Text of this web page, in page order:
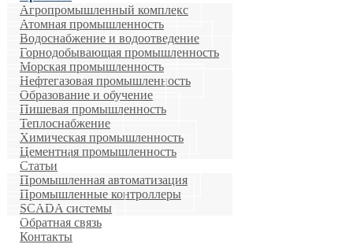
Агропромышленный комплекс
Атомная промышленность
Водоснабжение и водоотведение
Горнодобывающая промышленность
Морская промышленность
Нефтегазовая промышленность
Образование и обучение
Пишевая промышленность
Теплоснабжение
Химическая промышленность
Цементная промышленность
Статьи
Промышленная автоматизация
Промышленные контроллеры
SCADA системы
Обратная связь
Контакты